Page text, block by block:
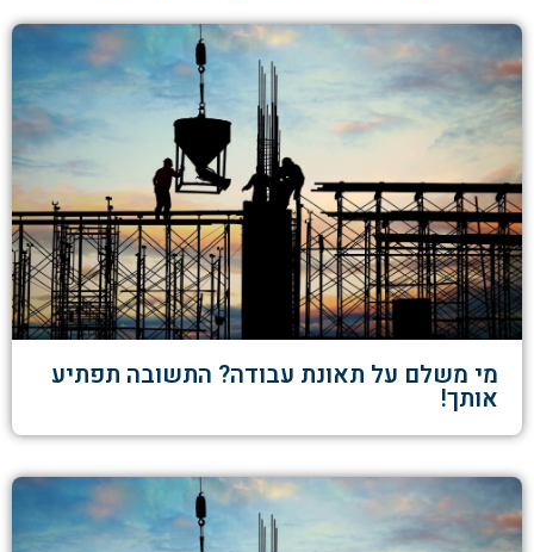
מי משלם על תאונת עבודה? התשובה תפתיע
אותך!